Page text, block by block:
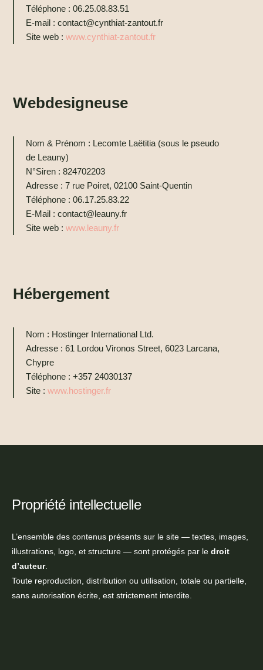
Téléphone : 06.25.08.83.51
E-mail : contact@cynthiat-zantout.fr
Site web :www.cynthiat-zantout.fr
Webdesigneuse
Nom & Prénom : Lecomte Laëtitia (sous le pseudo
de Leauny)
N°Siren : 824702203
Adresse : 7 rue Poiret, 02100 Saint-Quentin
Téléphone : 06.17.25.83.22
E-Mail : contact@leauny.fr
Site web :www.leauny.fr
Hébergement
Nom : Hostinger International Ltd.
Adresse : 61 Lordou Vironos Street, 6023 Larcana,
Chypre
Téléphone : +357 24030137
Site :www.hostinger.fr
Propriété intellectuelle
L’ensemble des contenus présents sur le site — textes, images,
illustrations, logo, et structure — sont protégés par le droit
d’auteur.
Toute reproduction, distribution ou utilisation, totale ou partielle,
sans autorisation écrite, est strictement interdite.